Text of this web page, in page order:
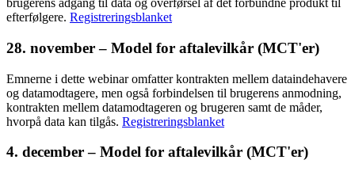
brugerens adgang til data og overførsel af det forbundne produkt til
efterfølgere. Registreringsblanket
28. november – Model for aftalevilkår (MCT'er)
Emnerne i dette webinar omfatter kontrakten mellem dataindehavere
og datamodtagere, men også forbindelsen til brugerens anmodning,
kontrakten mellem datamodtageren og brugeren samt de måder,
hvorpå data kan tilgås. Registreringsblanket
4. december – Model for aftalevilkår (MCT'er)